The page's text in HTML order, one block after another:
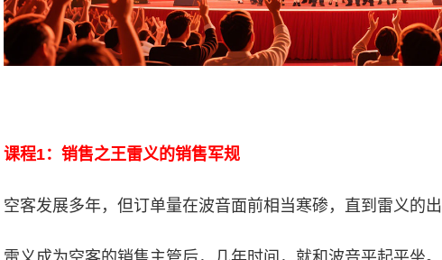
课程1：销售之王雷义的销售军规
空客发展多年，但订单量在波音面前相当寒碜，直到雷义的出